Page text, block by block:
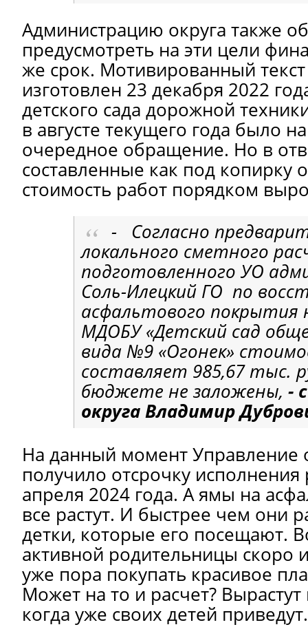
Администрацию округа также
предусмотреть на эти цели
же срок. Мотивированный
изготовлен 23 декабря 2022
детского сада дорожной
в августе текущего года было
очередное обращение. Но в
составленные как под копирку
стоимость работ порядком
- Согласно
локального сметного
подготовленного УО
Соль-Илецкий ГО по
асфальтового
МДОБУ «Детский сад
вида №9 «Огонек»
составляет 985,67 тыс.
бюджете не заложены, -
округа Владимир
На данный момент Управление
получило отсрочку
апреля 2024 года. А ямы на
все растут. И быстрее чем они
детки, которые его посещают.
активной родительницы скоро
уже пора покупать красивое
Может на то и расчет?
когда уже своих детей